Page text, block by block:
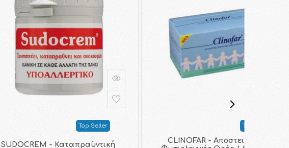
Top Seller
SUDOCREM - Καταπραϋντική
Top Seller
CLINOFAR - Αποστειρωμένος